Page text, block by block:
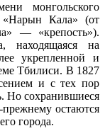
монгольского
«Нарын Кала» (от
— «крепость»).
находящаяся на
укрепленной и
Тбилиси. В 1827
и с тех пор
Но сохранившиеся
остаются
города.